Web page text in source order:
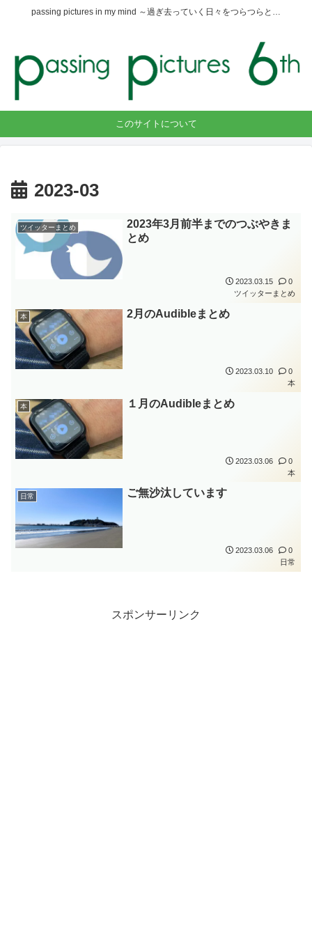
passing pictures in my mind ～過ぎ去っていく日々をつらつらと…
このサイトについて
2023-03
ツイッターまとめ
2023年3月前半までのつぶやきま
とめ
2023.03.15
0
ツイッターまとめ
本 2月のAudibleまとめ
2023.03.10
0
本
本 １月のAudibleまとめ
2023.03.06
0
本
日常 ご無沙汰しています
2023.03.06
0
日常
スポンサーリンク